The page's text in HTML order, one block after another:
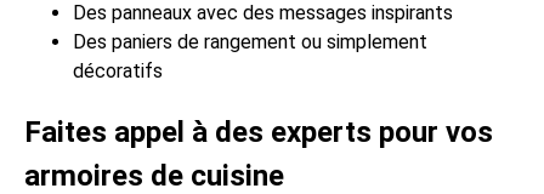
Des panneaux avec des messages inspirants
Des paniers de rangement ou simplement
décoratifs
Faites appel à des experts pour vos
armoires de cuisine